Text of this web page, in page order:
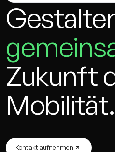
Zukunft
Mobilität.
Kontakt aufnehmen